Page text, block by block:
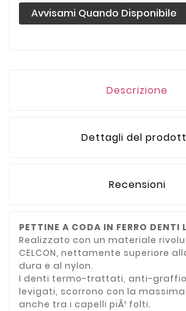
Avvisami Quando Disponibile
Descrizione
Dettagli del
Recensioni
PETTINE A CODA IN FERRO DENTI
Realizzato con un materiale
CELCON, nettamente superiore
dura e al nylon.
I denti termo-trattati, anti-
levigati, scorrono con la
anche tra i capelli piÃ¹ folti.